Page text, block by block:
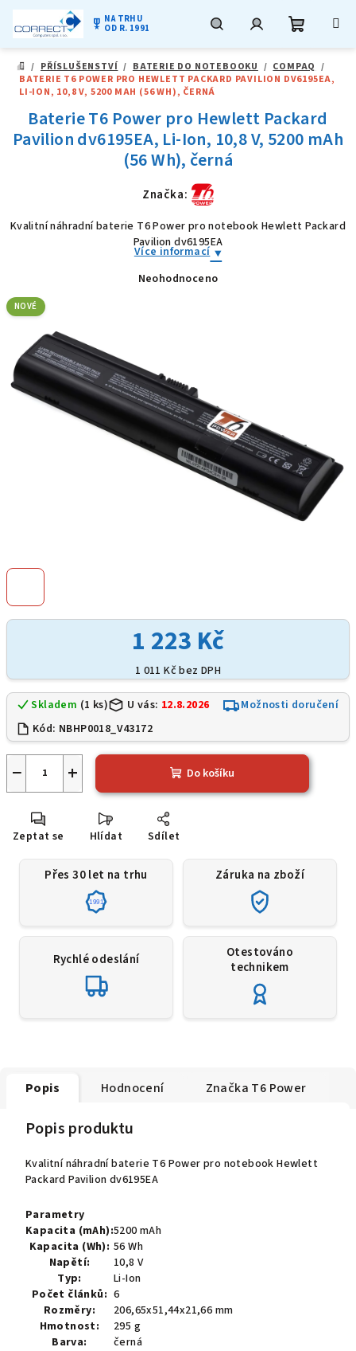
obsah
military_tech NA TRHU
OD R. 1991
DOMŮ
/ PŘÍSLUŠENSTVÍ / BATERIE DO NOTEBOOKU / COMPAQ /
BATERIE T6 POWER PRO HEWLETT PACKARD PAVILION DV6195EA,
LI-ION, 10,8 V, 5200 MAH (56 WH), ČERNÁ
1 223 Kč
1 011 Kč bez DPH
Skladem (1 ks) U vás: 12.8.2026
Možnosti doručení
Kód: NBHP0018_V43172
+
− Do košíku
Zeptat se Hlídat Sdílet
Baterie T6 Power pro Hewlett Packard
Pavilion dv6195EA, Li-Ion, 10,8 V, 5200 mAh
(56 Wh), černá
Značka:
Kvalitní náhradní baterie T6 Power pro notebook Hewlett Packard
Pavilion dv6195EA
Více informací
Průměrné
Neohodnoceno
NOVÉ
Přes 30 let na trhu
1991
Záruka na zboží
Rychlé odeslání
Otestováno
technikem
Popis Hodnocení Značka T6 Power
Popis produktu
Kvalitní náhradní baterie T6 Power pro notebook Hewlett
Packard Pavilion dv6195EA
Parametry
Kapacita (mAh):5200 mAh
Kapacita (Wh): 56 Wh
Napětí:
10,8 V
Typ:
Li-Ion
Počet článků: 6
Rozměry:
206,65x51,44x21,66 mm
Hmotnost:
295 g
Barva:
černá